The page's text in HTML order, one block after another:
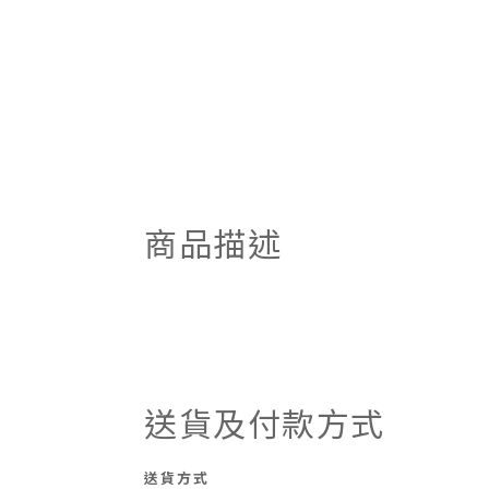
商品描述
送貨及付款方式
送貨方式